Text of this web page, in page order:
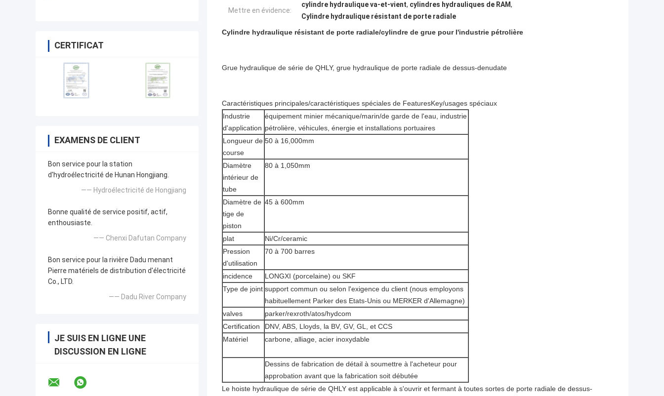
CERTIFICAT
EXAMENS DE CLIENT
Bon service pour la station
d'hydroélectricité de Hunan Hongjiang.
—— Hydroélectricité de Hongjiang
Bonne qualité de service positif, actif,
enthousiaste.
—— Chenxi Dafutan Company
Bon service pour la rivière Dadu menant
Pierre matériels de distribution d'électricité
Co., LTD.
—— Dadu River Company
JE SUIS EN LIGNE UNE
DISCUSSION EN LIGNE
Mettre en évidence:
cylindre hydraulique va-et-vient, cylindres hydrauliques de RAM,
Cylindre hydraulique résistant de porte radiale
Cylindre hydraulique résistant de porte radiale/cylindre de grue pour l'industrie pétrolière
Grue hydraulique de série de QHLY, grue hydraulique de porte radiale de dessus-denudate
Caractéristiques principales/caractéristiques spéciales de FeaturesKey/usages spéciaux
Industrie
d'application
équipement minier mécanique/marin/de garde de l'eau, industrie
pétrolière, véhicules, énergie et installations portuaires
Longueur de
course
50 à 16,000mm
Diamètre
intérieur de
tube
80 à 1,050mm
Diamètre de
tige de
piston
45 à 600mm
plat
Ni/Cr/ceramic
Pression
d'utilisation
70 à 700 barres
incidence
LONGXI (porcelaine) ou SKF
Type de joint support commun ou selon l'exigence du client (nous employons
habituellement Parker des Etats-Unis ou MERKER d'Allemagne)
valves
parker/rexroth/atos/hydcom
Certification
DNV, ABS, Lloyds, la BV, GV, GL, et CCS
Matériel
carbone, alliage, acier inoxydable
Dessins de fabrication de détail à soumettre à l'acheteur pour
approbation avant que la fabrication soit débutée
Le hoiste hydraulique de série de QHLY est applicable à s'ouvrir et fermant à toutes sortes de porte radiale de dessus-